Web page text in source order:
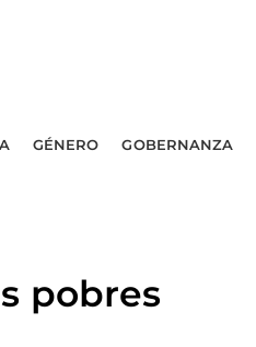
GÉNERO GOBERNANZA
pobres